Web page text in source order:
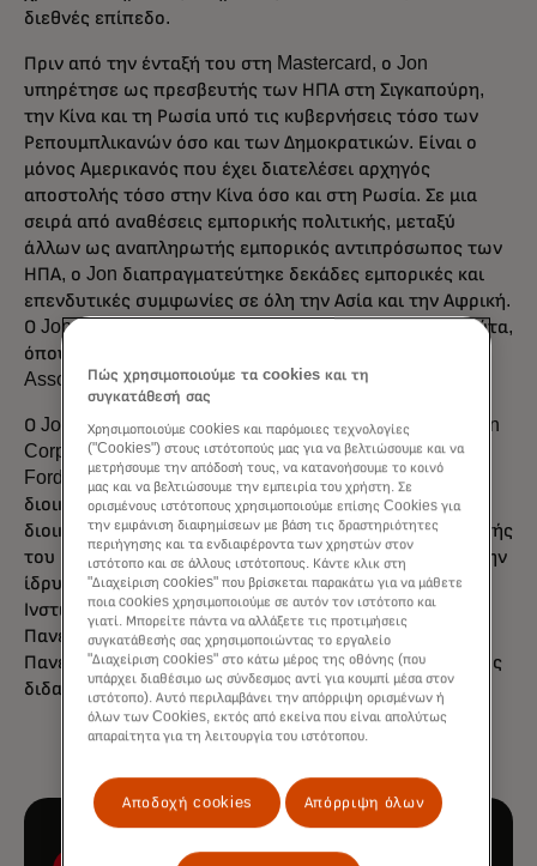
διεθνές επίπεδο.
Πριν από την ένταξή του στη Mastercard, ο Jon
υπηρέτησε ως πρεσβευτής των ΗΠΑ στη Σιγκαπούρη,
την Κίνα και τη Ρωσία υπό τις κυβερνήσεις τόσο των
Ρεπουμπλικανών όσο και των Δημοκρατικών. Είναι ο
μόνος Αμερικανός που έχει διατελέσει αρχηγός
αποστολής τόσο στην Κίνα όσο και στη Ρωσία. Σε μια
σειρά από αναθέσεις εμπορικής πολιτικής, μεταξύ
άλλων ως αναπληρωτής εμπορικός αντιπρόσωπος των
ΗΠΑ, ο Jon διαπραγματεύτηκε δεκάδες εμπορικές και
επενδυτικές συμφωνίες σε όλη την Ασία και την Αφρική.
Ο Jon εξελέγη επίσης δύο φορές κυβερνήτης της Γιούτα,
όπου διετέλεσε πρόεδρος της Western Governors
Association.
Ο Jon υπηρέτησε νωρίτερα ως στέλεχος της Huntsman
Corporation και πιο πρόσφατα ως αντιπρόεδρος της
Ford Motor Company, όπου σήμερα είναι μέλος του
διοικητικού συμβουλίου. Είναι επίσης μέλος του
διοικητικού συμβουλίου της Chevron. Είναι διαχειριστής
του Ιδρύματος Huntsman, το οποίο πρωτοστάτησε στην
ίδρυση του Ινστιτούτου Καρκίνου Huntsman και του
Ινστιτούτου Ψυχικής Υγείας Huntsman, αμφότερα στο
Πανεπιστήμιο της Γιούτα. Ο Jon είναι απόφοιτος του
Πανεπιστημίου της Πενσυλβάνια και έχει 10 τιμητικούς
διδακτορικούς τίτλους.
Πώς χρησιμοποιούμε τα cookies και τη
συγκατάθεσή σας
Χρησιμοποιούμε cookies και παρόμοιες τεχνολογίες
("Cookies") στους ιστότοπούς μας για να βελτιώσουμε και να
μετρήσουμε την απόδοσή τους, να κατανοήσουμε το κοινό
μας και να βελτιώσουμε την εμπειρία του χρήστη. Σε
ορισμένους ιστότοπους χρησιμοποιούμε επίσης Cookies για
την εμφάνιση διαφημίσεων με βάση τις δραστηριότητες
περιήγησης και τα ενδιαφέροντα των χρηστών στον
ιστότοπο και σε άλλους ιστότοπους. Κάντε κλικ στη
"Διαχείριση cookies" που βρίσκεται παρακάτω για να μάθετε
ποια cookies χρησιμοποιούμε σε αυτόν τον ιστότοπο και
γιατί. Μπορείτε πάντα να αλλάξετε τις προτιμήσεις
συγκατάθεσής σας χρησιμοποιώντας το εργαλείο
"Διαχείριση cookies" στο κάτω μέρος της οθόνης (που
υπάρχει διαθέσιμο ως σύνδεσμος αντί για κουμπί μέσα στον
ιστότοπο). Αυτό περιλαμβάνει την απόρριψη ορισμένων ή
όλων των Cookies, εκτός από εκείνα που είναι απολύτως
απαραίτητα για τη λειτουργία του ιστότοπου.
Αποδοχή cookies Απόρριψη όλων